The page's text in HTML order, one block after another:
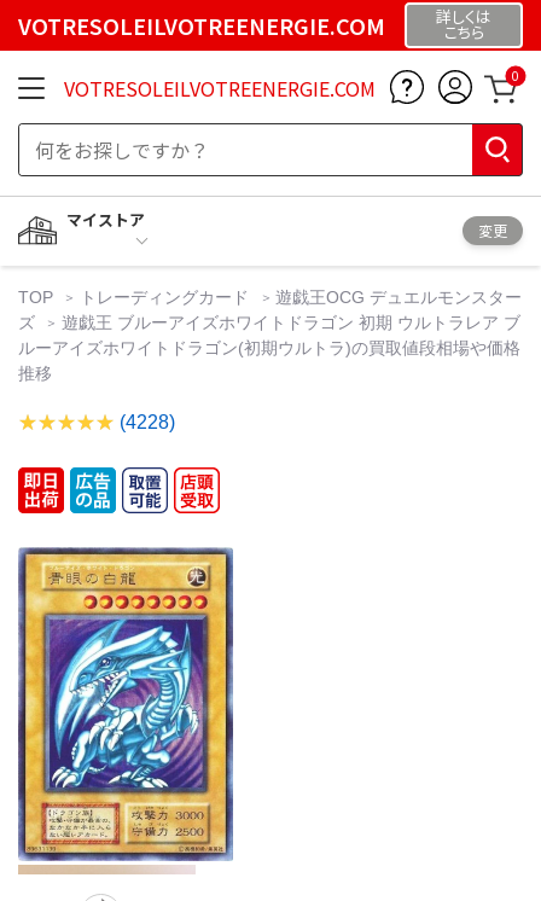
VOTRESOLEILVOTREENERGIE.COM 詳しくは
こちら
VOTRESOLEILVOTREENERGIE.COM 0
マイストア
変更
TOP トレーディングカード
遊戯王OCG デュエルモンスター
ズ
遊戯王 ブルーアイズホワイトドラゴン 初期 ウルトラレア ブ
ルーアイズホワイトドラゴン(初期ウルトラ)の買取値段相場や価格
推移
(4228)